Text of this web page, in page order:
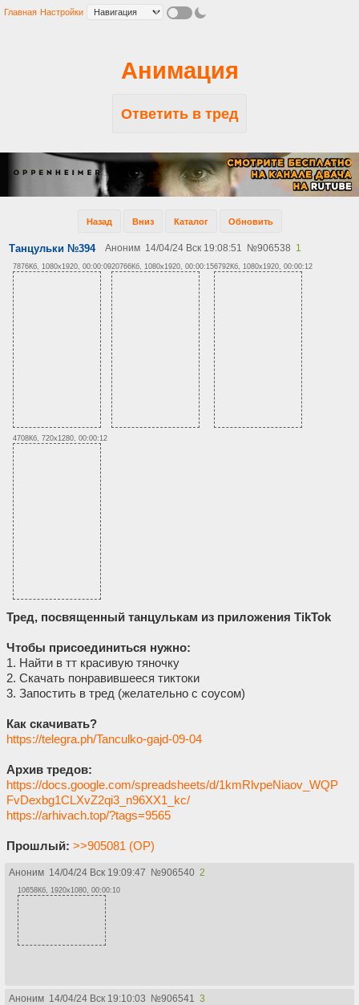
Главная Настройки
Анимация
Ответить в тред
Назад Вниз Каталог Обновить
Танцульки №394 Аноним 14/04/24 Вск 19:08:51 №906538 1
7876Кб, 1080x1920, 00:00:0920766Кб, 1080x1920, 00:00:156792Кб, 1080x1920, 00:00:12
4708Кб, 720x1280, 00:00:12
Тред, посвященный танцулькам из приложения TikTok
Чтобы присоединиться нужно:
1. Найти в тт красивую тяночку
2. Скачать понравившееся тиктоки
3. Запостить в тред (желательно с соусом)
Как скачивать?
https://telegra.ph/Tanculko-gajd-09-04
Архив тредов:
https://docs.google.com/spreadsheets/d/1kmRlvpeNiaov_WQP
FvDexbg1CLXvZ2qi3_n96XX1_kc/
https://arhivach.top/?tags=9565
Прошлый: >>905081 (OP)
Аноним 14/04/24 Вск 19:09:47 №906540 2
10658Кб, 1920x1080, 00:00:10
Аноним 14/04/24 Вск 19:10:03 №906541 3